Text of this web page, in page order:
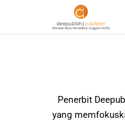
Penerbit
yang